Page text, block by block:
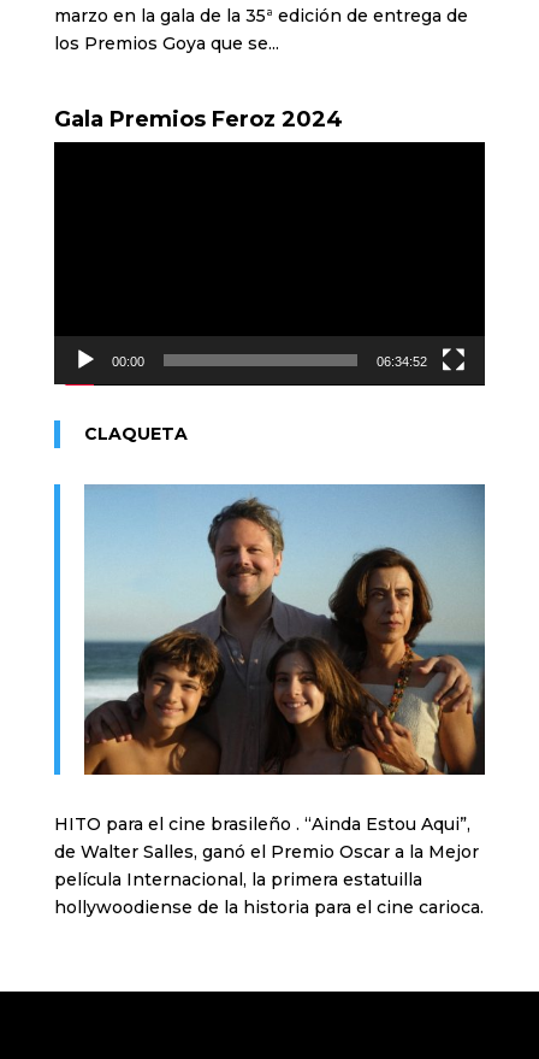
marzo en la gala de la 35ª edición de entrega de
los Premios Goya que se...
Gala Premios Feroz 2024
00:00 06:34:52
CLAQUETA
HITO para el cine brasileño . “Ainda Estou Aqui”,
de Walter Salles, ganó el Premio Oscar a la Mejor
película Internacional, la primera estatuilla
hollywoodiense de la historia para el cine carioca.